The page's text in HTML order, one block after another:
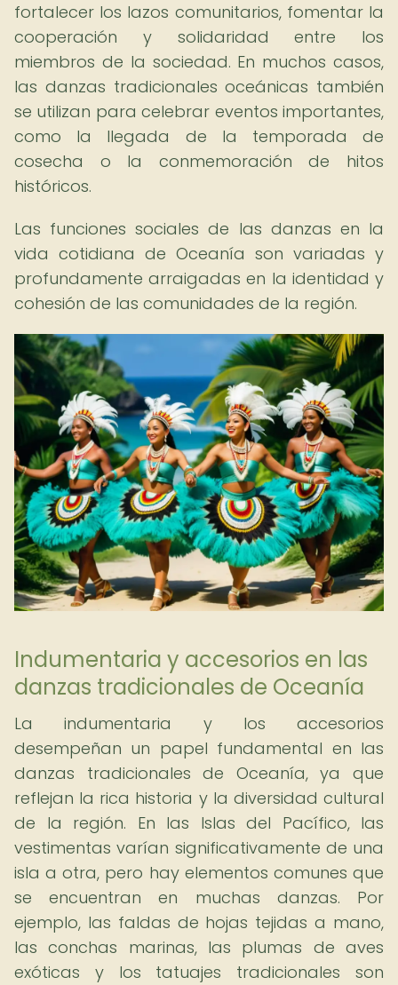
fortalecer los lazos comunitarios, fomentar la
cooperación y solidaridad entre los
miembros de la sociedad. En muchos casos,
las danzas tradicionales oceánicas también
se utilizan para celebrar eventos importantes,
como la llegada de la temporada de
cosecha o la conmemoración de hitos
históricos.
Las funciones sociales de las danzas en la
vida cotidiana de Oceanía son variadas y
profundamente arraigadas en la identidad y
cohesión de las comunidades de la región.
Indumentaria y accesorios en las
danzas tradicionales de Oceanía
La indumentaria y los accesorios
desempeñan un papel fundamental en las
danzas tradicionales de Oceanía, ya que
reflejan la rica historia y la diversidad cultural
de la región. En las Islas del Pacífico, las
vestimentas varían significativamente de una
isla a otra, pero hay elementos comunes que
se encuentran en muchas danzas. Por
ejemplo, las faldas de hojas tejidas a mano,
las conchas marinas, las plumas de aves
exóticas y los tatuajes tradicionales son